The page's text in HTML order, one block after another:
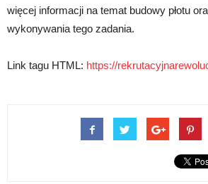
więcej informacji na temat budowy płotu
wykonywania tego zadania.
Link tagu HTML: https://